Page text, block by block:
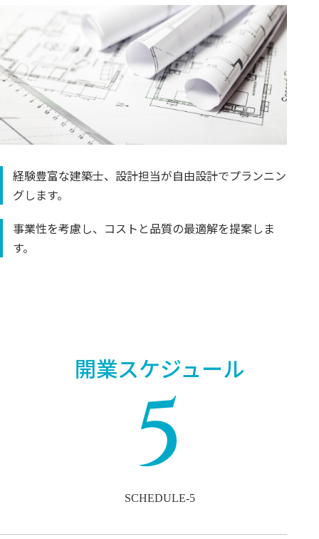
経験豊富な建築士、設計担当が自由設計でプランニン
グします。
事業性を考慮し、コストと品質の最適解を提案しま
す。
開業スケジュール
5
SCHEDULE-5